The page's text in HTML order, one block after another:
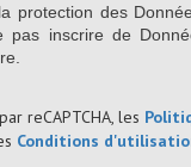
protection des
pas inscrire de
reCAPTCHA, les
Conditions